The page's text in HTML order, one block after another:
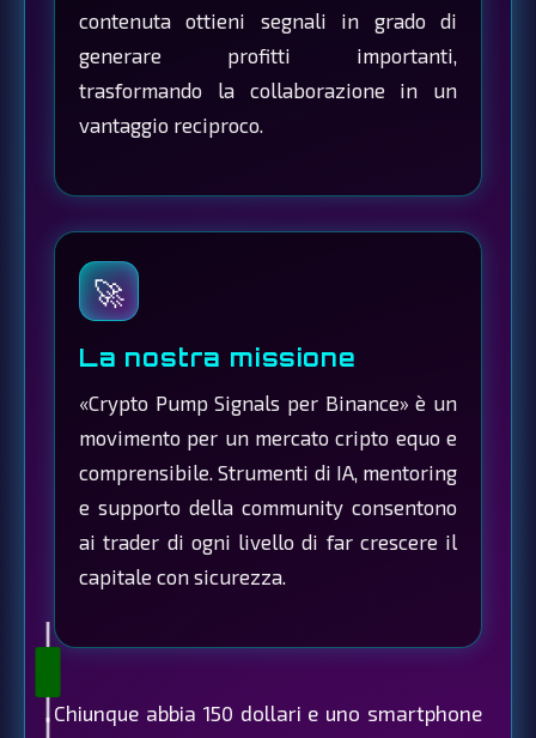
contenuta ottieni segnali in grado di
generare profitti importanti,
trasformando la collaborazione in un
vantaggio reciproco.
🚀
La nostra missione
«Crypto Pump Signals per Binance» è un
movimento per un mercato cripto equo e
comprensibile. Strumenti di IA, mentoring
e supporto della community consentono
ai trader di ogni livello di far crescere il
capitale con sicurezza.
Chiunque abbia 150 dollari e uno smartphone